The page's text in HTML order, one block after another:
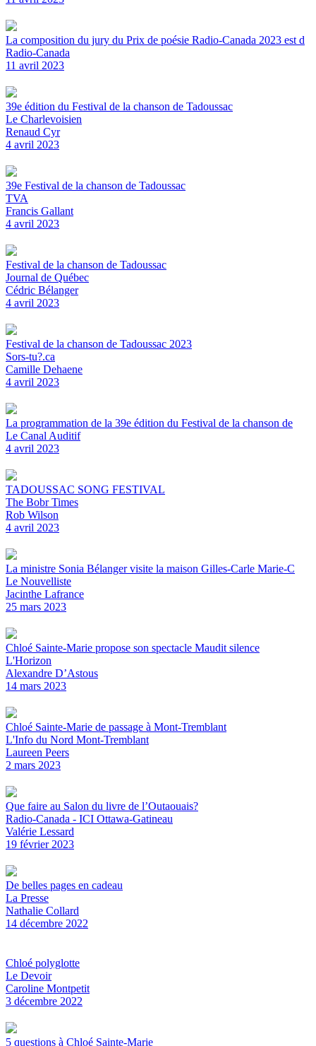
La composition du jury du Prix de poésie Radio-Canada 2023 est d
Radio-Canada
11 avril 2023
39e édition du Festival de la chanson de Tadoussac
Le Charlevoisien
Renaud Cyr
4 avril 2023
39e Festival de la chanson de Tadoussac
TVA
Francis Gallant
4 avril 2023
Festival de la chanson de Tadoussac
Journal de Québec
Cédric Bélanger
4 avril 2023
Festival de la chanson de Tadoussac 2023
Sors-tu?.ca
Camille Dehaene
4 avril 2023
La programmation de la 39e édition du Festival de la chanson de
Le Canal Auditif
4 avril 2023
TADOUSSAC SONG FESTIVAL
The Bobr Times
Rob Wilson
4 avril 2023
La ministre Sonia Bélanger visite la maison Gilles-Carle Marie-C
Le Nouvelliste
Jacinthe Lafrance
25 mars 2023
Chloé Sainte-Marie propose son spectacle Maudit silence
L'Horizon
Alexandre D’Astous
14 mars 2023
Chloé Sainte-Marie de passage à Mont-Tremblant
L'Info du Nord Mont-Tremblant
Laureen Peers
2 mars 2023
Que faire au Salon du livre de l’Outaouais?
Radio-Canada - ICI Ottawa-Gatineau
Valérie Lessard
19 février 2023
De belles pages en cadeau
La Presse
Nathalie Collard
14 décembre 2022
Chloé polyglotte
Le Devoir
Caroline Montpetit
3 décembre 2022
5 questions à Chloé Sainte-Marie